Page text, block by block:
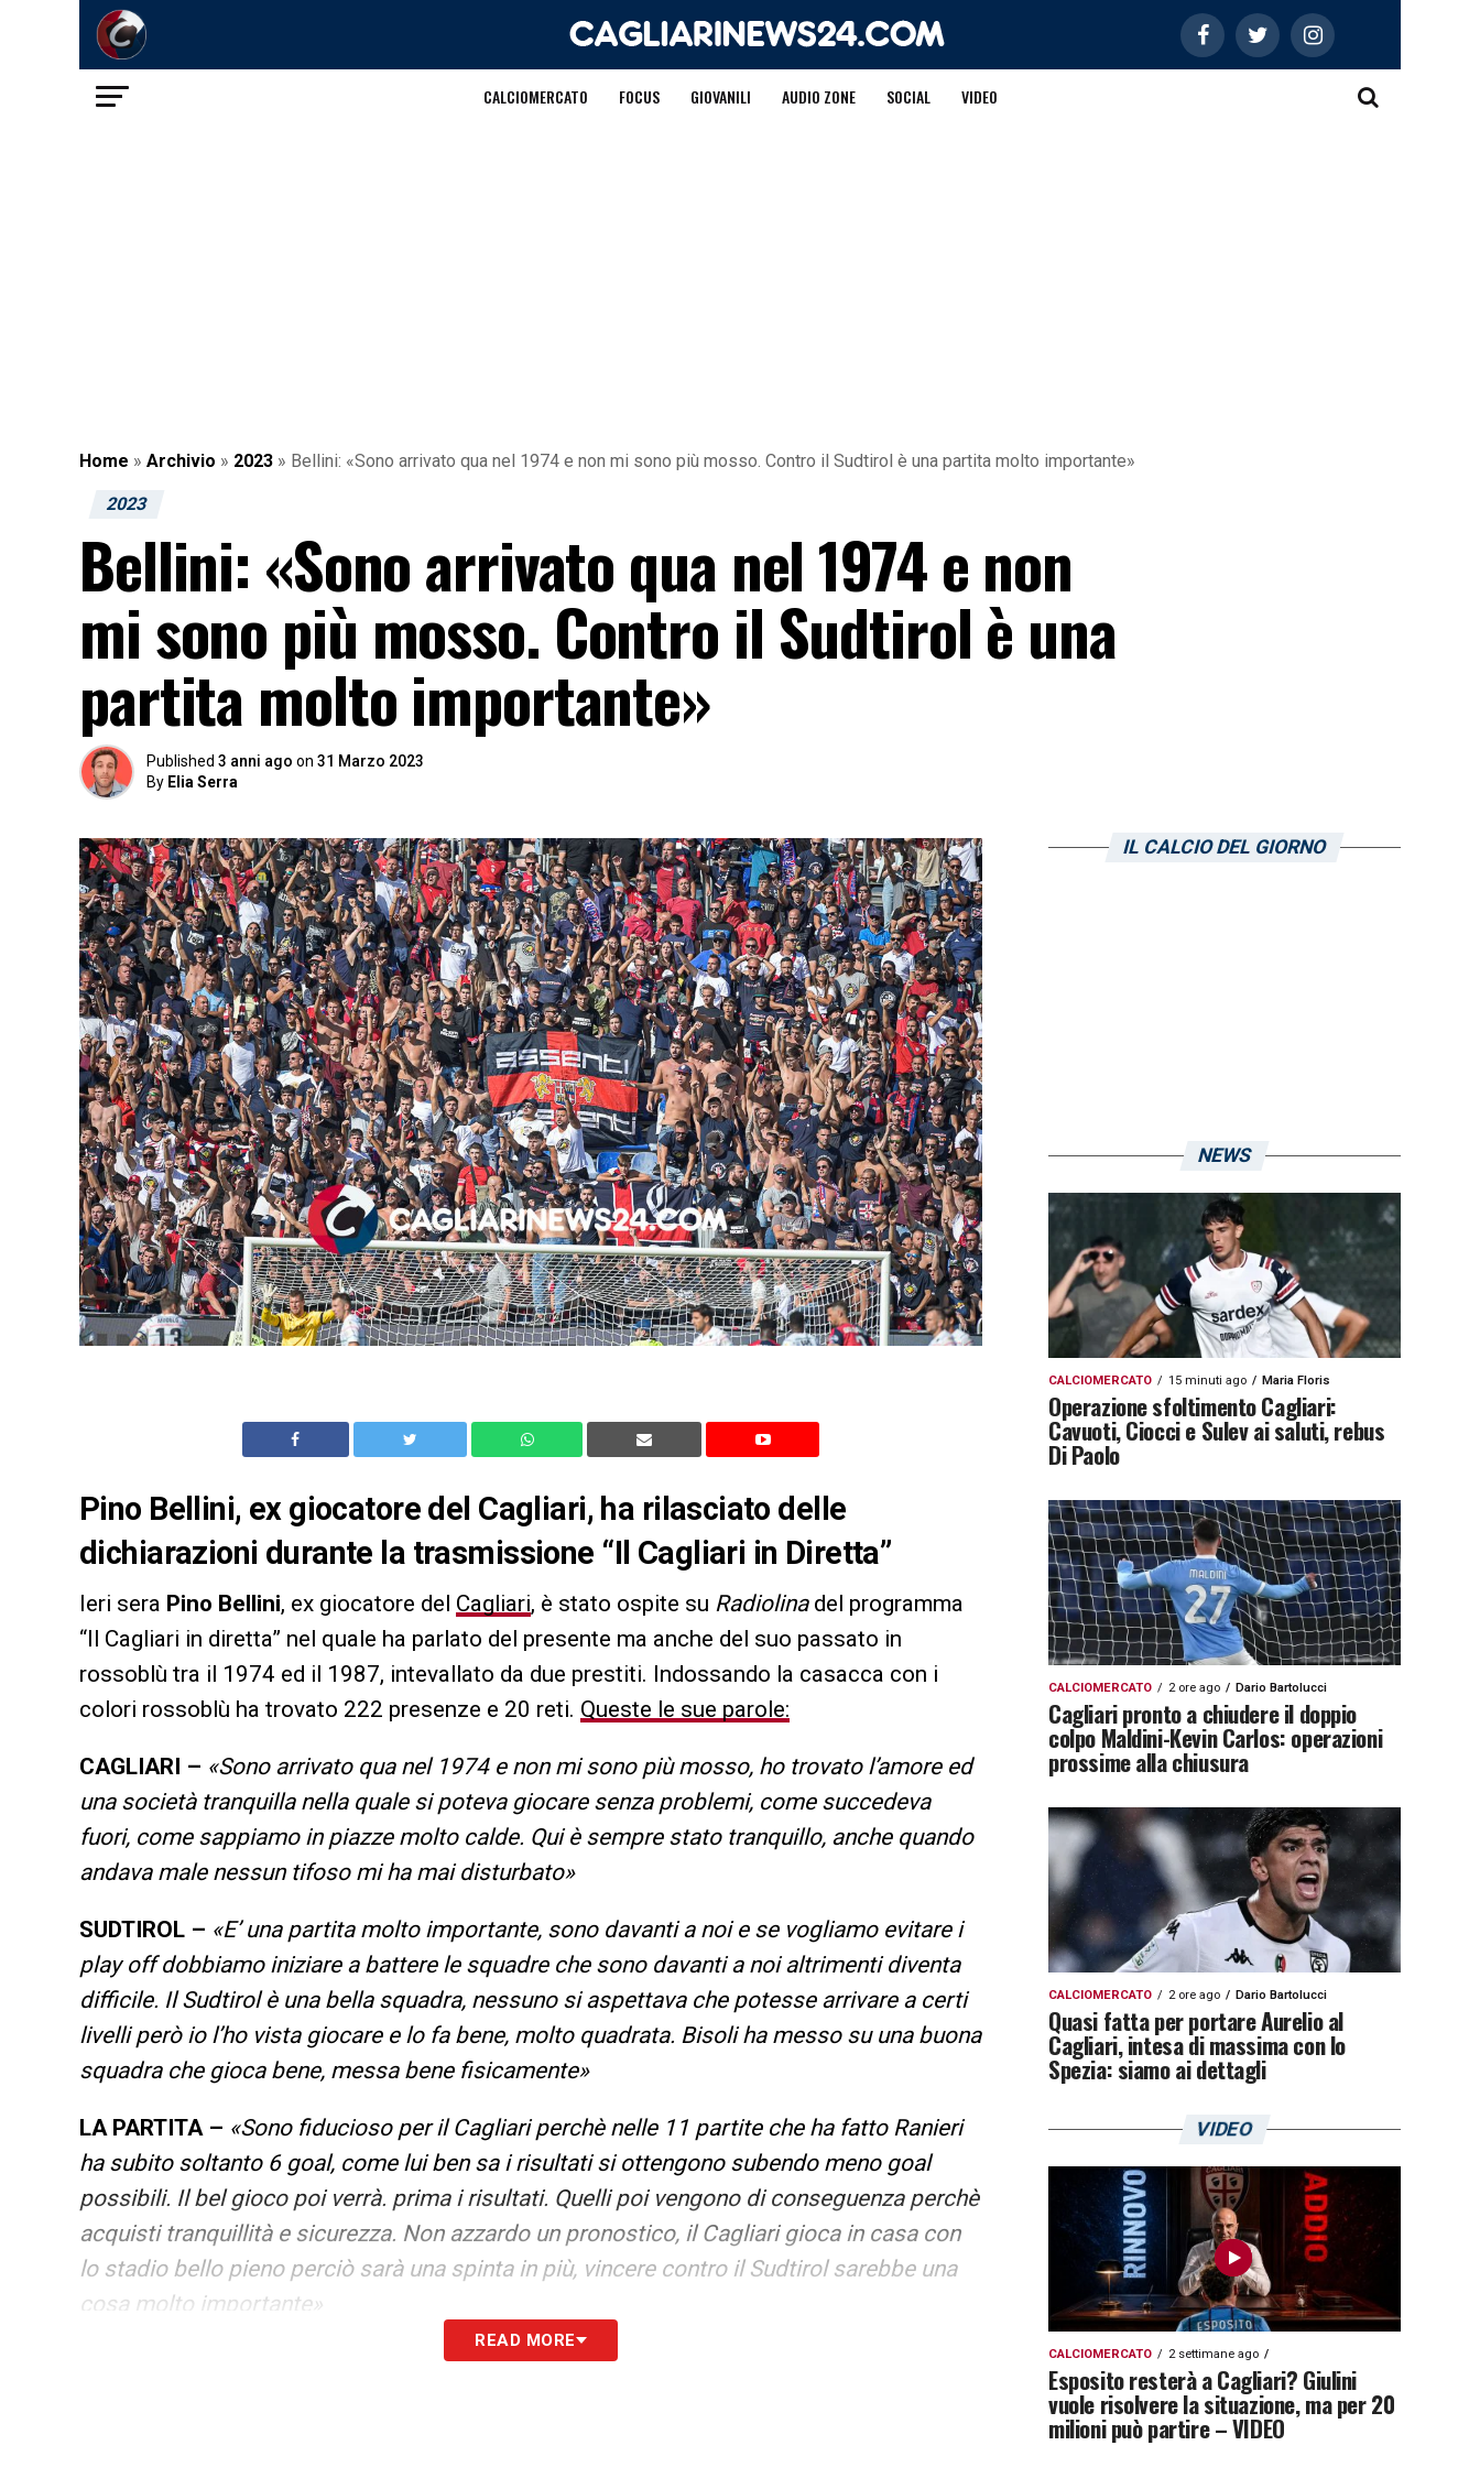
CALCIOMERCATO FOCUS GIOVANILI AUDIO ZONE SOCIAL VIDEO
Home » Archivio » 2023 » Bellini: «Sono arrivato qua nel 1974 e non mi sono più mosso. Contro il Sudtirol è una partita molto importante»
2023
Bellini: «Sono arrivato qua nel 1974 e non
mi sono più mosso. Contro il Sudtirol è una
partita molto importante»
Published 3 anni ago on 31 Marzo 2023
By Elia Serra
Pino Bellini, ex giocatore del Cagliari, ha rilasciato delle
dichiarazioni durante la trasmissione “Il Cagliari in Diretta”
Ieri sera Pino Bellini, ex giocatore del Cagliari, è stato ospite su Radiolina del programma
“Il Cagliari in diretta” nel quale ha parlato del presente ma anche del suo passato in
rossoblù tra il 1974 ed il 1987, intevallato da due prestiti. Indossando la casacca con i
colori rossoblù ha trovato 222 presenze e 20 reti. Queste le sue parole:
CAGLIARI – «Sono arrivato qua nel 1974 e non mi sono più mosso, ho trovato l’amore ed
una società tranquilla nella quale si poteva giocare senza problemi, come succedeva
fuori, come sappiamo in piazze molto calde. Qui è sempre stato tranquillo, anche quando
andava male nessun tifoso mi ha mai disturbato»
SUDTIROL – «E’ una partita molto importante, sono davanti a noi e se vogliamo evitare i
play off dobbiamo iniziare a battere le squadre che sono davanti a noi altrimenti diventa
difficile. Il Sudtirol è una bella squadra, nessuno si aspettava che potesse arrivare a certi
livelli però io l’ho vista giocare e lo fa bene, molto quadrata. Bisoli ha messo su una buona
squadra che gioca bene, messa bene fisicamente»
LA PARTITA – «Sono fiducioso per il Cagliari perchè nelle 11 partite che ha fatto Ranieri
ha subito soltanto 6 goal, come lui ben sa i risultati si ottengono subendo meno goal
possibili. Il bel gioco poi verrà. prima i risultati. Quelli poi vengono di conseguenza perchè
acquisti tranquillità e sicurezza. Non azzardo un pronostico, il Cagliari gioca in casa con
lo stadio bello pieno perciò sarà una spinta in più, vincere contro il Sudtirol sarebbe una
cosa molto importante»
«Io ci spero anche se mancano poche partite. I nostri (pareggi promozione
READ MORE
IL CALCIO DEL GIORNO
NEWS
CALCIOMERCATO 15 minuti ago Maria Floris
Operazione sfoltimento Cagliari:
Cavuoti, Ciocci e Sulev ai saluti, rebus
Di Paolo
CALCIOMERCATO 2 ore ago Dario Bartolucci
Cagliari pronto a chiudere il doppio
colpo Maldini-Kevin Carlos: operazioni
prossime alla chiusura
CALCIOMERCATO 2 ore ago Dario Bartolucci
Quasi fatta per portare Aurelio al
Cagliari, intesa di massima con lo
Spezia: siamo ai dettagli
VIDEO
CALCIOMERCATO 2 settimane ago
Esposito resterà a Cagliari? Giulini
vuole risolvere la situazione, ma per 20
milioni può partire – VIDEO